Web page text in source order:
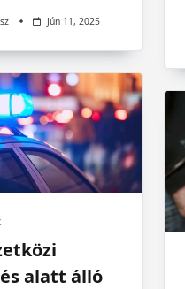
Jún 11, 2025
alatt álló